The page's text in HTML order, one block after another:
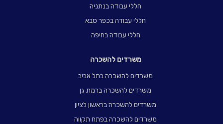
חללי עבודה בנתניה
חללי עבודה בכפר סבא
חללי עבודה בחיפה
משרדים להשכרה
משרדים להשכרה בתל אביב
משרדים להשכרה ברמת גן
משרדים להשכרה בראשון לציון
משרדים להשכרה בפתח תקווה